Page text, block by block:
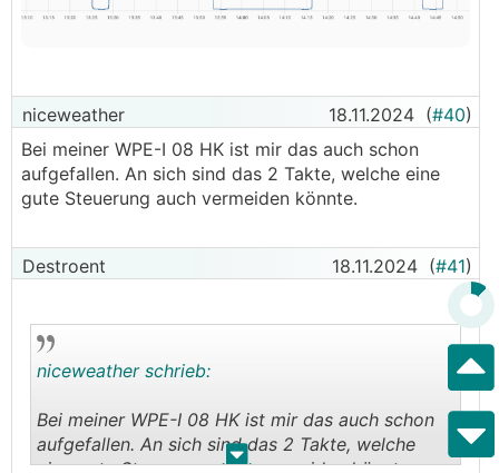
niceweather 18.11.2024 (#40)
Bei meiner WPE-I 08 HK ist mir das auch schon
aufgefallen. An sich sind das 2 Takte, welche eine
gute Steuerung auch vermeiden könnte.
Destroent 18.11.2024 (#41)
. .
niceweather schrieb:
Bei meiner WPE-I 08 HK ist mir das auch schon
aufgefallen. An sich sind das 2 Takte, welche
eine gute Steuerung auch vermeiden könnte.